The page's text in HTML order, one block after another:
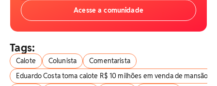
Acesse a comunidade
Tags:
Calote Colunista
Comentarista
Eduardo Costa toma calote R$ 10 milhões em venda de mansão